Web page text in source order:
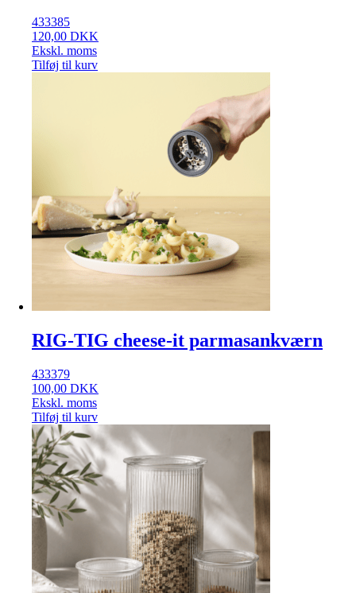
433385
120,00 DKK
Ekskl. moms
Tilføj til kurv
RIG-TIG cheese-it parmasankværn
433379
100,00 DKK
Ekskl. moms
Tilføj til kurv